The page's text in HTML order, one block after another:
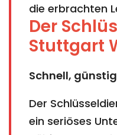
die erbrachten
Der
Stuttgart
Schnell,
Der
ein seriöses